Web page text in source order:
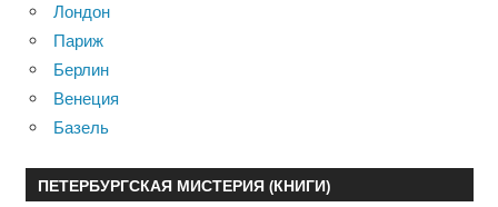
Лондон
Париж
Берлин
Венеция
Базель
ПЕТЕРБУРГСКАЯ МИСТЕРИЯ (КНИГИ)